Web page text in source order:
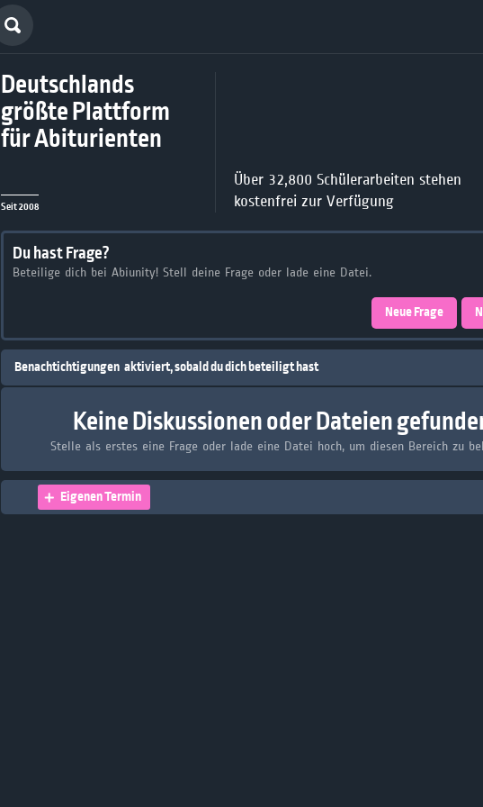
Deutschlands
größte Plattform
für Abiturienten
Seit 2008
Über 32,800 Schülerarbeiten stehen
kostenfrei zur Verfügung
Du hast Frage?
Beteilige dich bei Abiunity! Stell deine Frage oder lade eine Datei.
Neue Frage
Benachtichtigungen aktiviert, sobald du dich beteiligt hast
Keine Diskussionen oder Dateien
Stelle als erstes eine Frage oder lade eine Datei hoch, um diesen Bereich zu
Eigenen Termin